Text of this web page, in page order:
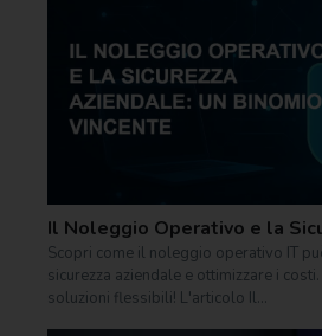
Scopri come il noleggio operativo IT
sicurezza aziendale e ottimizzare i
soluzioni flessibili! L'articolo Il...